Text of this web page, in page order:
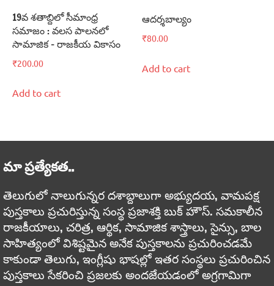
19వ శతాబ్దిలో సీమాంధ్ర
సమాజం : వలస పాలనలో
సామాజిక – రాజకీయ వికాసం
₹200.00
Add to cart
ఆదర్శబాల్యం
₹80.00
Add to cart
మా ప్రత్యేకత..
తెలుగులో నాలుగున్నర దశాబ్దాలుగా అభ్యుదయ, వామపక్ష
పుస్తకాలు ప్రచురిస్తున్న సంస్థ ప్రజాశక్తి బుక్ హౌస్. సమకాలీన
రాజకీయాలు, చరిత్ర, ఆర్థిక, సామాజిక శాస్త్రాలు, సైన్సు, బాల
సాహిత్యంలో విశిష్టమైన అనేక పుస్తకాలను ప్రచురించడమే
కాకుండా తెలుగు, ఇంగ్లీషు భాషల్లో ఇతర సంస్థలు ప్రచురించిన
పుస్తకాలు సేకరించి ప్రజలకు అందజేయడంలో అగ్రగామిగా